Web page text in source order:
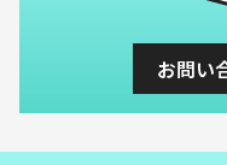
お問い